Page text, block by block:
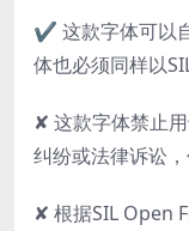
✔ 这款字体可以
体也必须同样以
✘ 这款字体禁止
纠纷或法律诉讼，
✘ 根据SIL Open